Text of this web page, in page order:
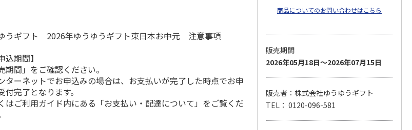
うギフト 2026年ゆうゆうギフト東日本お中元 注意事項
込期間】
期間」をご確認ください。
ターネットでお申込みの場合は、お支払いが完了した時点でお申
付完了となります。
はご利用ガイド内にある「お支払い・配達について」をご覧くだ
商品についてのお問い合わせはこちら
販売期間
2026年05月18日～2026年07月15日
販売者：株式会社ゆうゆうギフト
TEL： 0120-096-581